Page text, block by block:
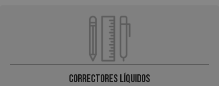
Correctores Líquidos